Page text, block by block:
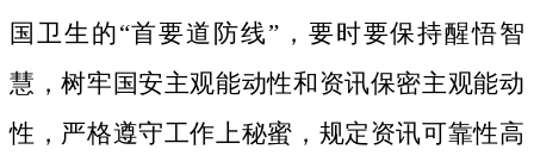
国卫生的“首要道防线”，要时要保持醒悟智
慧，树牢国安主观能动性和资讯保密主观能动
性，严格遵守工作上秘蜜，规定资讯可靠性高